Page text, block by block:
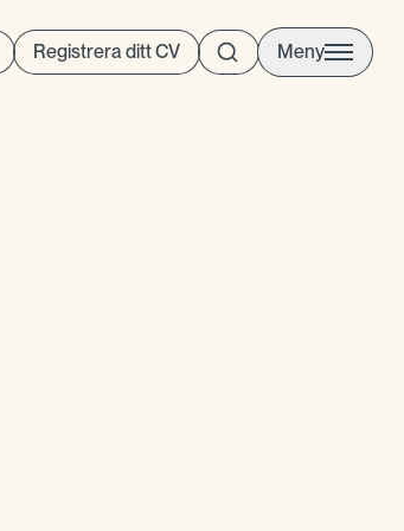
Registrera ditt CV Meny